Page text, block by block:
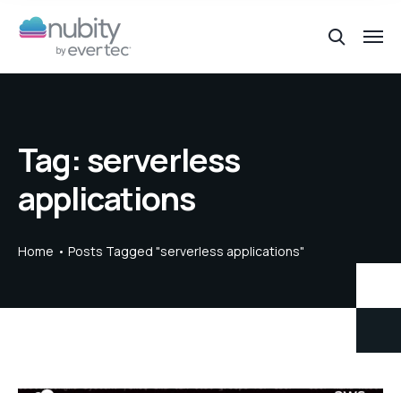
Tag: serverless
applications
Home Posts Tagged "serverless applications"